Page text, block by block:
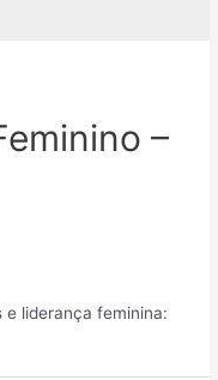
–
e liderança feminina: